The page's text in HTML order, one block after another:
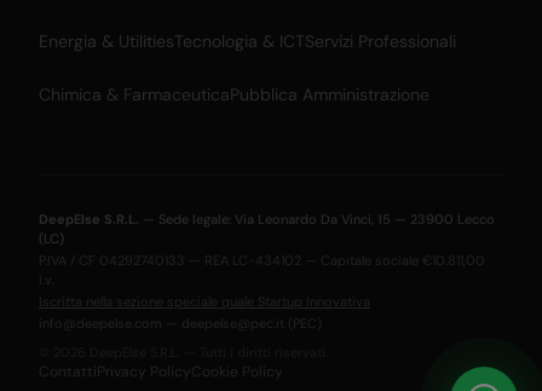
Energia & UtilitiesTecnologia & ICTServizi Professionali
Chimica & FarmaceuticaPubblica Amministrazione
DeepElse S.R.L. — Sede legale: Via Leonardo Da Vinci, 15 — 23900 Lecco
(LC)
P.IVA / CF 04292740133 — REA LC-434102 — Capitale sociale €10.811,00
i.v.
Iscritta nella sezione speciale quale Startup Innovativa
info@deepelse.com
deepelse@pec.it
(PEC)
ContattiPrivacy Policy Cookie Policy